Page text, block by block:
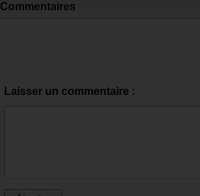
Commentaires
Laisser un commentaire :